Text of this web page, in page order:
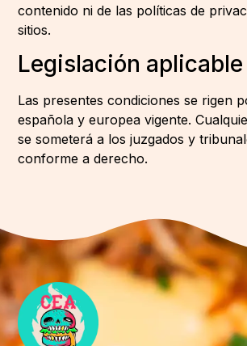
contenido ni de las políticas de
sitios.
Legislación aplicable
Las presentes condiciones se rigen
española y europea vigente.
se someterá a los juzgados y
conforme a derecho.